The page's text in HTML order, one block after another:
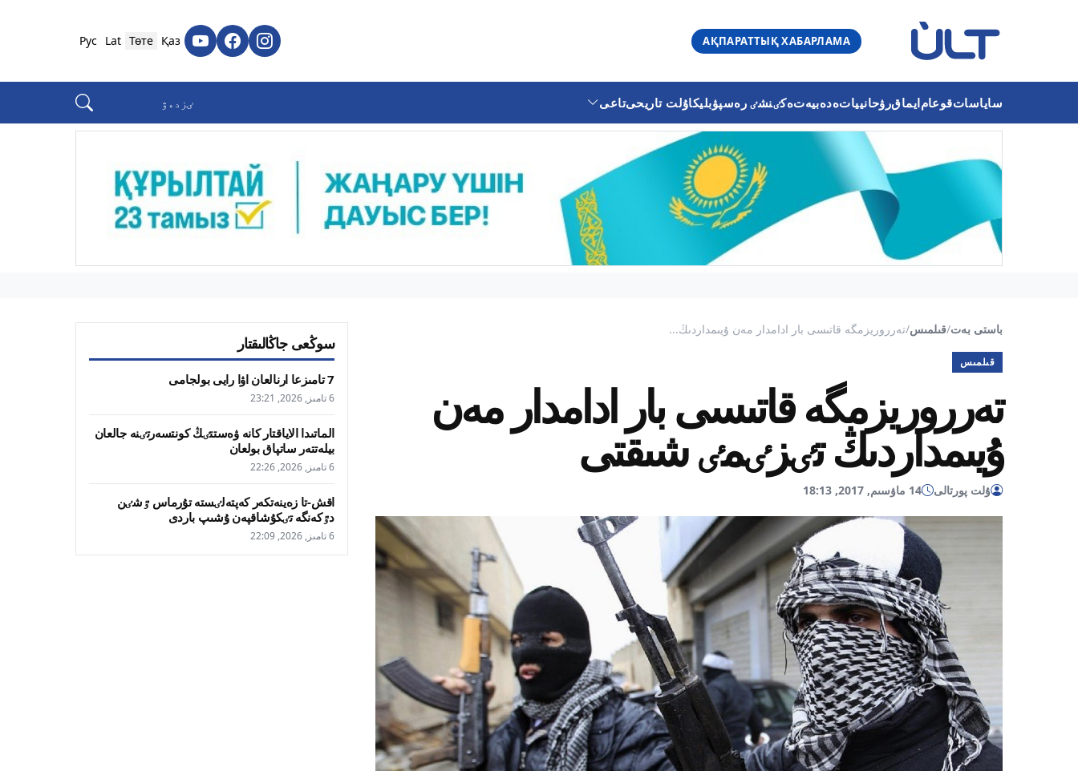
АҚПАРАТТЫҚ ХАБАРЛАМА
Қаз
Төте
Lat
Рус
ساياساتقوعامايماقرۋحانيياتەدەبيەتەكٸنشٸ رەسپۋبليكاۇلت تاريحىتاعى
باستى بەت/قىلمىس/تەرروريزمگە قاتىسى بار ادامدار مەن ۇيىمداردىڭ...
قىلمىس
تەرروريزمگە قاتىسى بار ادامدار مەن
ۇيىمداردىڭ تٸزٸمٸ شىقتى
ۇلت پورتالى 14 ماۋسىم, 2017, 18:13
سوڭعى جاڭالىقتار
7 تامىزعا ارنالعان اۋا رايى بولجامى
6 تامىز, 2026, 23:21
الماتىدا الاياقتار كانە ۋەستتٸڭ كونتسەرتٸنە جالعان
بيلەتتەر ساتپاق بولعان
6 تامىز, 2026, 22:26
اقش-تا زەينەتكەر كەپتەلٸستە تۇرماس ٷشٸن
دٷكەنگە تٸكۇشاقپەن ۇشىپ باردى
6 تامىز, 2026, 22:09